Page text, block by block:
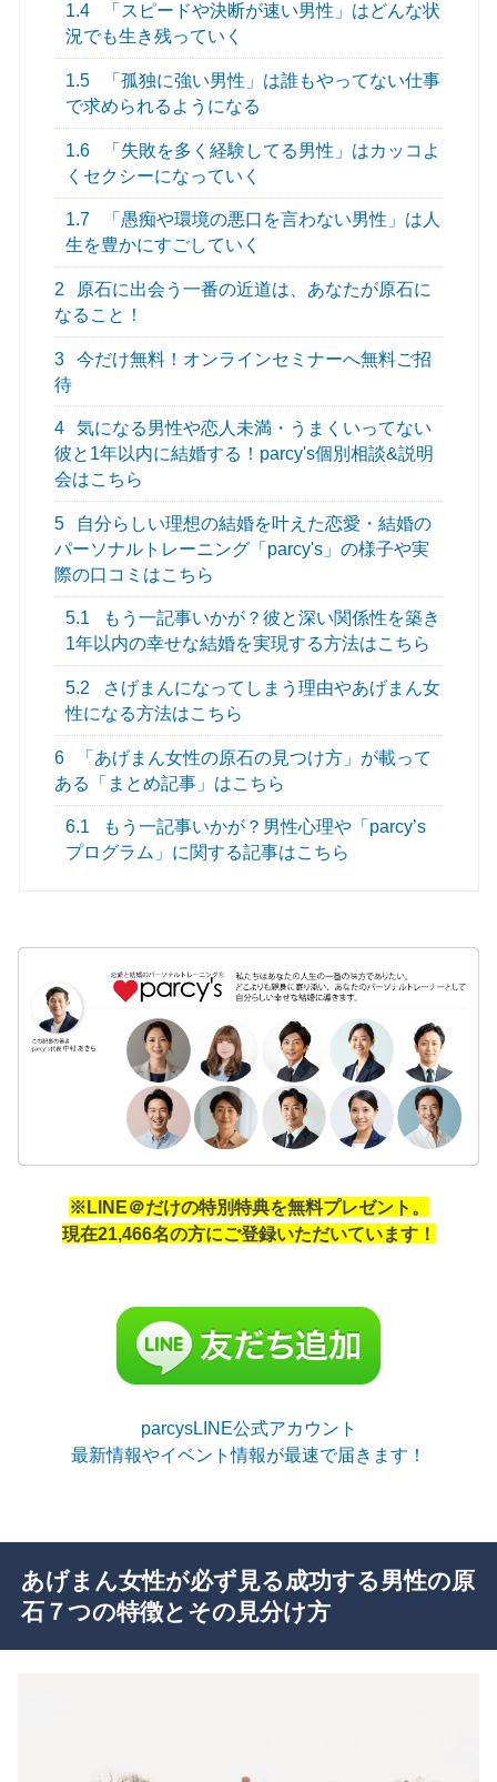
1.4
「スピードや決断が速い男性」はどんな状
況でも生き残っていく
1.5
「孤独に強い男性」は誰もやってない仕事
で求められるようになる
1.6
「失敗を多く経験してる男性」はカッコよ
くセクシーになっていく
1.7
「愚痴や環境の悪口を言わない男性」は人
生を豊かにすごしていく
2
原石に出会う一番の近道は、あなたが原石に
なること！
3
今だけ無料！オンラインセミナーへ無料ご招
待
4
気になる男性や恋人未満・うまくいってない
彼と1年以内に結婚する！parcy's個別相談&説明
会はこちら
5
自分らしい理想の結婚を叶えた恋愛・結婚の
パーソナルトレーニング「parcy's」の様子や実
際の口コミはこちら
5.1
もう一記事いかが？彼と深い関係性を築き
1年以内の幸せな結婚を実現する方法はこちら
5.2
さげまんになってしまう理由やあげまん女
性になる方法はこちら
6
「あげまん女性の原石の見つけ方」が載って
ある「まとめ記事」はこちら
6.1
もう一記事いかが？男性心理や「parcy’s
プログラム」に関する記事はこちら
※LINE＠だけの特別特典を無料プレゼント。
現在21,466名の方にご登録いただいています！
parcysLINE公式アカウント
最新情報やイベント情報が最速で届きます！
あげまん女性が必ず見る成功する男性の原
石７つの特徴とその見分け方